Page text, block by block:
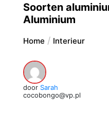
Soorten
Aluminium
Home Interieur
door Sarah
cocobongo@vp.pl